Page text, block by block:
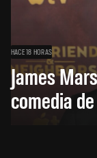
HACE 18 HORAS
James
comedia